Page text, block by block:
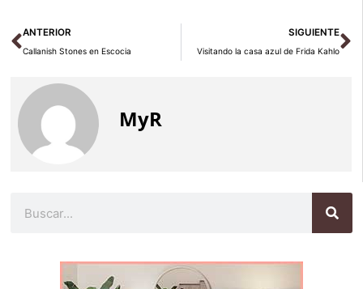
Ant
ANTERIOR
Callanish Stones en Escocia
SIGUIENTE
Visitando la casa azul de Frida Kahlo
MyR